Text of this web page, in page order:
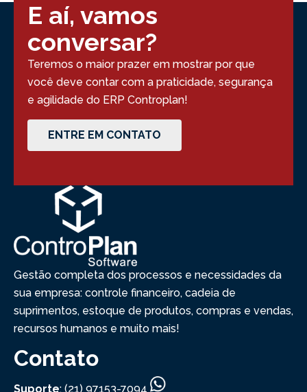
E aí, vamos
conversar?
Teremos o maior prazer em mostrar por que
você deve contar com a praticidade, segurança
e agilidade do ERP Controplan!
ENTRE EM CONTATO
Gestão completa dos processos e necessidades da
sua empresa: controle financeiro, cadeia de
suprimentos, estoque de produtos, compras e vendas,
recursos humanos e muito mais!
Contato
Suporte: (21) 97153-7094